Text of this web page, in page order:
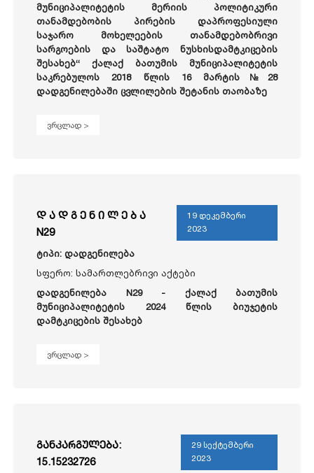
მუნიციპალიტეტის მერიის პოლიტიკური
თანამდებობის პირების დაპროფესიული
საჯარო მოხელეების თანამდებობრივი
სარგოების და საშტატო ნუსხისდამტკიცების
შესახებ“ ქალაქ ბათუმის მუნიციპალიტეტის
საკრებულოს 2018 წლის 16 მარტის№28
დადგენილებაში ცვლილების შეტანის თაობაზე
ვრცლად >
დ ა დ გ ე ნ ი ლ ე ბ ა
N29
19 დეკემბერი
2023
ტიპი: დადგენილება
სფერო: სამართლებრივი აქტები
დადგენილება N29 - ქალაქ ბათუმის
მუნიციპალიტეტის 2024 წლის ბიუჯეტის
დამტკიცების შესახებ
ვრცლად >
განკარგულება:
15.15232726
29 სექტემბერი
2023